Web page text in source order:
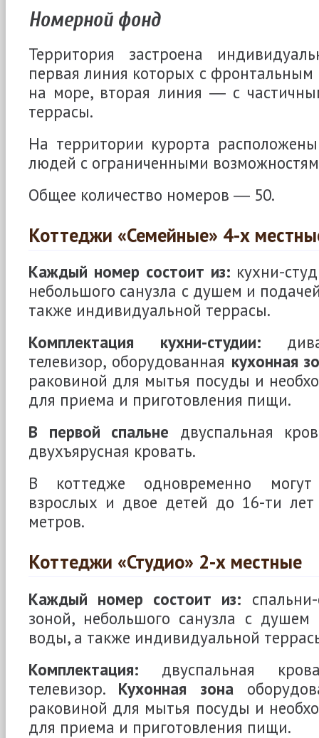
Номерной фонд
Территория застроена
первая линия которых с
на море, вторая линия ― с
террасы.
На территории курорта
людей с ограниченными
Общее количество номеров ― 50.
Коттеджи «Семейные» 4-х
Каждый номер состоит из: кухни-
небольшого санузла с душем и
также индивидуальной террасы.
Комплектация кухни-студии:
телевизор, оборудованная кухонная
раковиной для мытья посуды и
для приема и приготовления пищи.
В первой спальне двуспальная
двухъярусная кровать.
В коттедже одновременно
взрослых и двое детей до 16-ти
метров.
Коттеджи «Студио» 2-х местные
Каждый номер состоит из:
зоной, небольшого санузла с душем
воды, а также индивидуальной
Комплектация: двуспальная
телевизор. Кухонная зона
раковиной для мытья посуды и
для приема и приготовления пищи.